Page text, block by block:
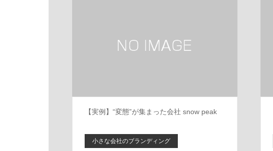
【実例】“変態”が集まった会社 snow peak
小さな会社のブランディング